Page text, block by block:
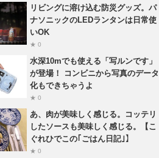
リビングに溶け込む防災グッズ。パ
ナソニックのLEDランタンは日常使
いOK
★ 0
水深10mでも使える「写ルンです」
が登場！ コンビニから写真のデータ
化もできちゃうよ
★ 0
あ、肉が美味しく感じる。コッテリ
したソースも美味しく感じる。【こ
ぐれひでこの｢ごはん日記｣】
★ 0